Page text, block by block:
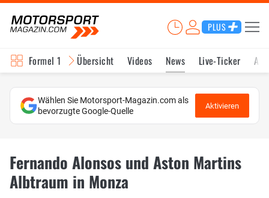
PLUS
Formel 1 Übersicht Videos News Live-Ticker
Wählen Sie Motorsport-Magazin.com als
bevorzugte Google-Quelle
Aktivieren
Fernando Alonsos und Aston Martins
Albtraum in Monza